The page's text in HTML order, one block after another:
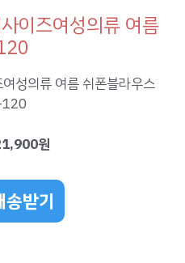
이즈여성의류 여름
원
받기